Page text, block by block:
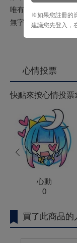
唯有購買讀者獨享的
無字書衣彩圖
心情投票
快點來按心情投票
心動
0
prev
買了此商品的
※如果您註冊的
建議您先登入，